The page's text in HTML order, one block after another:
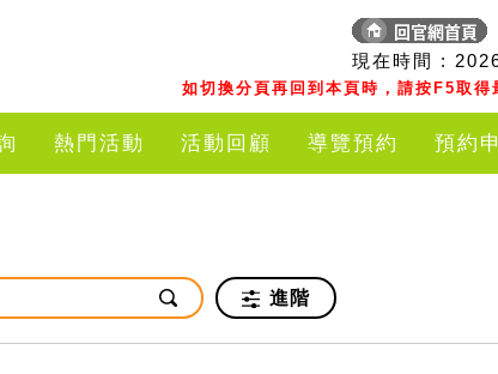
現在時間 :
如切換分頁再回到本頁時，請按F5取得
熱門活動 活動回顧 導覽預約 預約
進階